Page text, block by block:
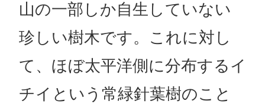
山の一部しか自生していない
珍しい樹木です。これに対し
て、ほぼ太平洋側に分布するイ
チイという常緑針葉樹のこと